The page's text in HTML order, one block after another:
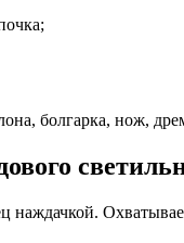
болгарка, нож,